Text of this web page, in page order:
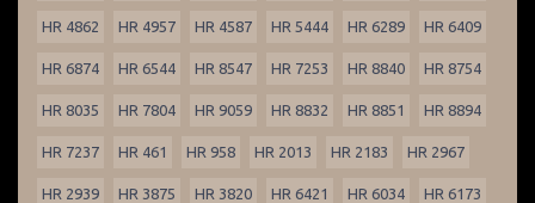
HR 4862 HR 4957 HR 4587 HR 5444 HR 6289 HR 6409
HR 6874 HR 6544 HR 8547 HR 7253 HR 8840 HR 8754
HR 8035 HR 7804 HR 9059 HR 8832 HR 8851 HR 8894
HR 7237 HR 461 HR 958 HR 2013 HR 2183 HR 2967
HR 2939 HR 3875 HR 3820 HR 6421 HR 6034 HR 6173